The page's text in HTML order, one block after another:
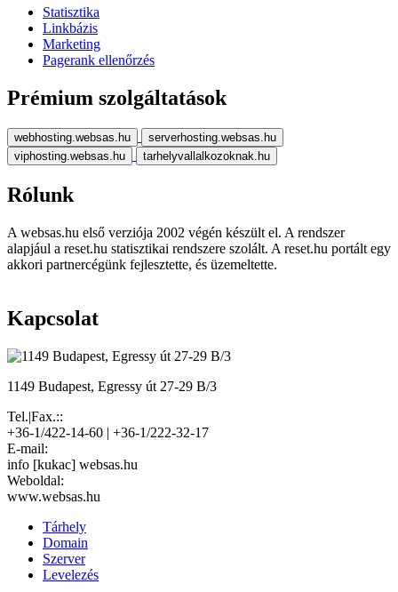
Statisztika
Linkbázis
Marketing
Pagerank ellenőrzés
Prémium szolgáltatások
webhosting.websas.hu
serverhosting.websas.hu
viphosting.websas.hu
tarhelyvallalkozoknak.hu
Rólunk
A websas.hu első verziója 2002 végén készült el. A rendszer
alapjául a reset.hu statisztikai rendszere szolált. A reset.hu portált egy
akkori partnercégünk fejlesztette, és üzemeltette.
Kapcsolat
1149 Budapest, Egressy út 27-29 B/3
Tel.|Fax.::
+36-1/422-14-60 | +36-1/222-32-17
E-mail:
info [kukac] websas.hu
Weboldal:
www.websas.hu
Tárhely
Domain
Szerver
Levelezés